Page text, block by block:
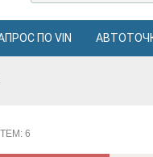
ПО VIN
ТЕМ: 6